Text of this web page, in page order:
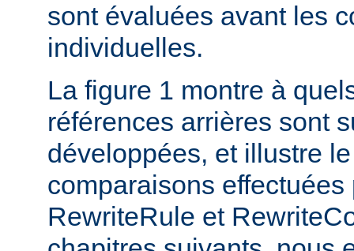
sont évaluées avant les
individuelles.
La figure 1 montre à
références arrières sont
développées, et illustre
comparaisons
RewriteRule et